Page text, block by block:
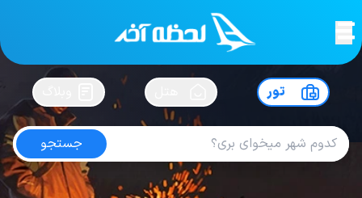
لحظه آخرسفرت رو بساز !
تور
جستجو
تور کیش خرداد
4.2 از5| از100 کاربر